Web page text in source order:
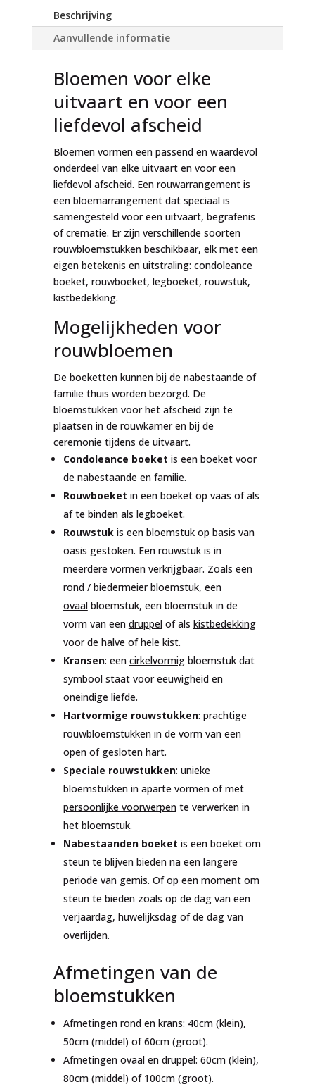
i
v
Beschrijving
Aanvullende informatie
Bloemen voor elke
uitvaart en voor een
liefdevol afscheid
Bloemen vormen een passend en waardevol
onderdeel van elke uitvaart en voor een
liefdevol afscheid. Een rouwarrangement is
een bloemarrangement dat speciaal is
samengesteld voor een uitvaart, begrafenis
of crematie. Er zijn verschillende soorten
rouwbloemstukken beschikbaar, elk met een
eigen betekenis en uitstraling: condoleance
boeket, rouwboeket, legboeket, rouwstuk,
kistbedekking.
Mogelijkheden voor
rouwbloemen
De boeketten kunnen bij de nabestaande of
familie thuis worden bezorgd. De
bloemstukken voor het afscheid zijn te
plaatsen in de rouwkamer en bij de
ceremonie tijdens de uitvaart.
Condoleance boeket is een boeket voor
de nabestaande en familie.
Rouwboeket in een boeket op vaas of als
af te binden als legboeket.
Rouwstukis een bloemstuk op basis van
oasis gestoken. Een rouwstuk is in
meerdere vormen verkrijgbaar. Zoals een
rond / biedermeierbloemstuk, een
ovaalbloemstuk, een bloemstuk in de
vorm van een druppelof als kistbedekking
voor de halve of hele kist.
Kransen: een cirkelvormigbloemstuk dat
symbool staat voor eeuwigheid en
oneindige liefde.
Hartvormige rouwstukken: prachtige
rouwbloemstukken in de vorm van een
open of geslotenhart.
Speciale rouwstukken: unieke
bloemstukken in aparte vormen of met
persoonlijke voorwerpente verwerken in
het bloemstuk.
Nabestaanden boeket is een boeket om
steun te blijven bieden na een langere
periode van gemis. Of op een moment om
steun te bieden zoals op de dag van een
verjaardag, huwelijksdag of de dag van
overlijden.
Afmetingen van de
bloemstukken
Afmetingen rond en krans: 40cm (klein),
50cm (middel) of 60cm (groot).
Afmetingen ovaal en druppel: 60cm (klein),
80cm (middel) of 100cm (groot).